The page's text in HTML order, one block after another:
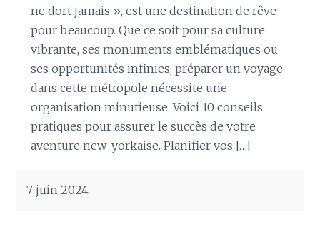
ne dort jamais », est une destination de rêve
pour beaucoup. Que ce soit pour sa culture
vibrante, ses monuments emblématiques ou
ses opportunités infinies, préparer un voyage
dans cette métropole nécessite une
organisation minutieuse. Voici 10 conseils
pratiques pour assurer le succès de votre
aventure new-yorkaise. Planifier vos […]
7 juin 2024